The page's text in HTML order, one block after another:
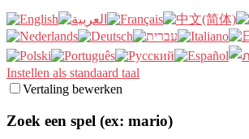
Instellen als standaard taal
Vertaling bewerken
Zoek een spel (ex: mario)